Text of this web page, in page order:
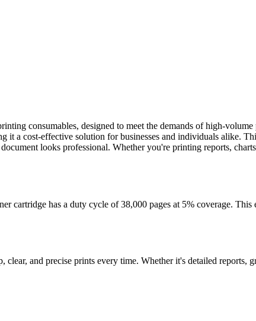
consumables, designed to meet the demands of high-
it a cost-effective solution for businesses and individuals alike.
looks professional. Whether you're printing reports,
cartridge has a duty cycle of 38,000 pages at 5% coverage.
and precise prints every time. Whether it's detailed reports,